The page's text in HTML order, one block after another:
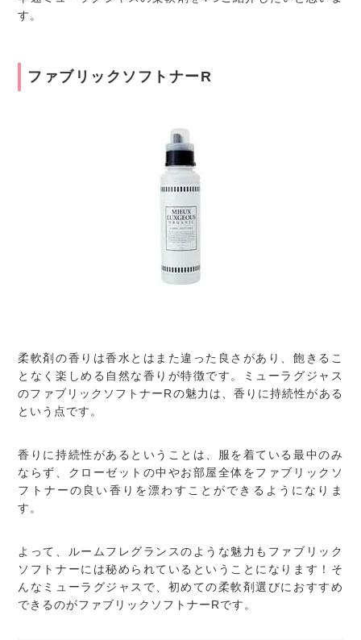
す。
ファブリックソフトナーR
柔軟剤の香りは香水とはまた違った良さがあり、飽きるこ
となく楽しめる自然な香りが特徴です。ミューラグジャス
のファブリックソフトナーRの魅力は、香りに持続性がある
という点です。
香りに持続性があるということは、服を着ている最中のみ
ならず、クローゼットの中やお部屋全体をファブリックソ
フトナーの良い香りを漂わすことができるようになりま
す。
よって、ルームフレグランスのような魅力もファブリック
ソフトナーには秘められているということになります！そ
んなミューラグジャスで、初めての柔軟剤選びにおすすめ
できるのがファブリックソフトナーRです。